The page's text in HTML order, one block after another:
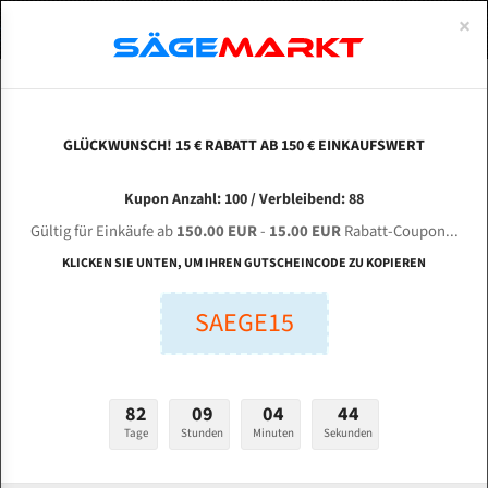
UZAY MAKINA UMSY - O 320 für 4260 mm Bi-
Metall Bandsägeblätter
Länge (mm):
Stärken + Zahnteilung:
mm
ABOUTS
ENGLISH
Bi-Metall Meterware
Fleischerei Bandsägeblätter
Bandmesser Glatt Meterware
Konvex Meterware
×
GLÜCKWUNSCH! 15 € RABATT AB 150 € EINKAUFSWERT
Kupon Anzahl: 100 / Verbleibend: 88
Gültig für Einkäufe ab150.00 EUR- 15.00 EURRabatt-Coupon...
KLICKEN SIE UNTEN, UM IHREN GUTSCHEINCODE ZU KOPIEREN
SAEGE15
82
Tage
09
Stunden
04
Minuten
43
Sekunden